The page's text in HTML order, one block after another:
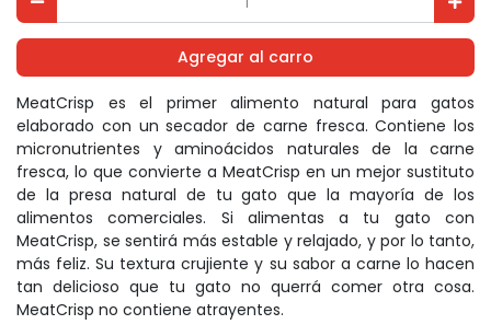
Agregar al carro
MeatCrisp es el primer alimento natural para gatos
elaborado con un secador de carne fresca. Contiene los
micronutrientes y aminoácidos naturales de la carne
fresca, lo que convierte a MeatCrisp en un mejor sustituto
de la presa natural de tu gato que la mayoría de los
alimentos comerciales. Si alimentas a tu gato con
MeatCrisp, se sentirá más estable y relajado, y por lo tanto,
más feliz. Su textura crujiente y su sabor a carne lo hacen
tan delicioso que tu gato no querrá comer otra cosa.
MeatCrisp no contiene atrayentes.